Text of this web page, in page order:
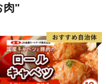
。小値賀町は古くから
中心に漁船漁業が営まれ
サキを「値賀咲」、タチ
町のブランド魚として出
肉"